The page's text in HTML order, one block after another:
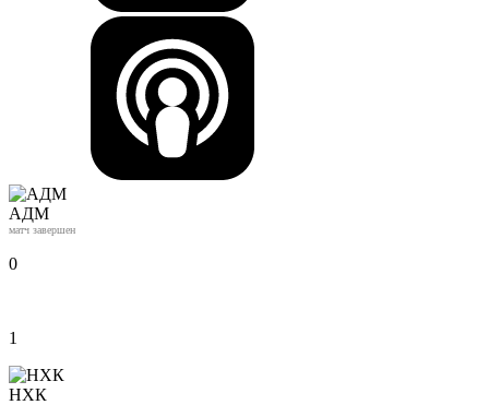
АДМ
матч завершен
0
1
НХК